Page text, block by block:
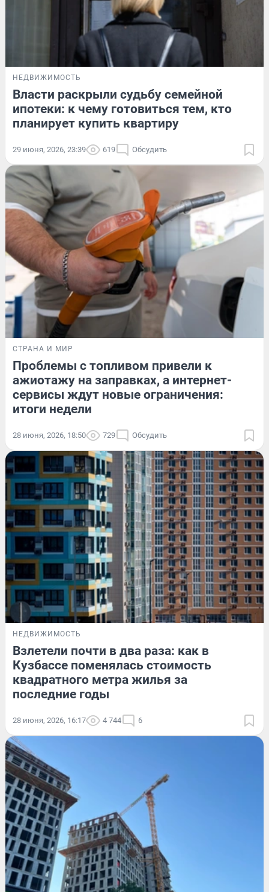
НЕДВИЖИМОСТЬ
Власти раскрыли судьбу семейной
ипотеки: к чему готовиться тем, кто
планирует купить квартиру
29 июня, 2026, 23:39 619 Обсудить
СТРАНА И МИР
Проблемы с топливом привели к
ажиотажу на заправках, а интернет-
сервисы ждут новые ограничения:
итоги недели
28 июня, 2026, 18:50 729 Обсудить
НЕДВИЖИМОСТЬ
Взлетели почти в два раза: как в
Кузбассе поменялась стоимость
квадратного метра жилья за
последние годы
28 июня, 2026, 16:17 4 744 6